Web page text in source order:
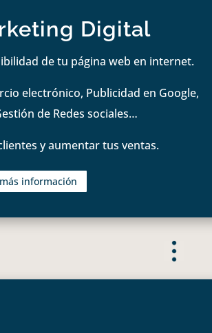
Digital
de tu página web en internet.
electrónico, Publicidad en Google,
de Redes sociales…
y aumentar tus ventas.
información